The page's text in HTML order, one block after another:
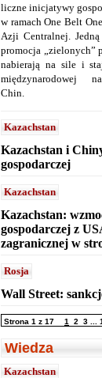
liczne inicjatywy
w ramach One Belt
Azji Centralnej.
promocja „zielonych”
nabierają na sile i
międzynarodowej
Chin.
Kazachstan
Kazachstan i
gospodarczej
Kazachstan
Kazachstan:
gospodarczej z
zagranicznej w
Rosja
Wall Street:
Strona 1 z 17 1 2 3
Wiedza
Kazachstan